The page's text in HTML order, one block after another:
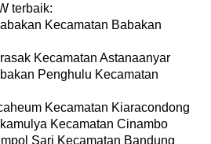
terbaik:
Kecamatan Babakan
Kecamatan Astanaanyar
Penghulu Kecamatan
Kecamatan Kiaracondong
Kecamatan Cinambo
Sari Kecamatan Bandung